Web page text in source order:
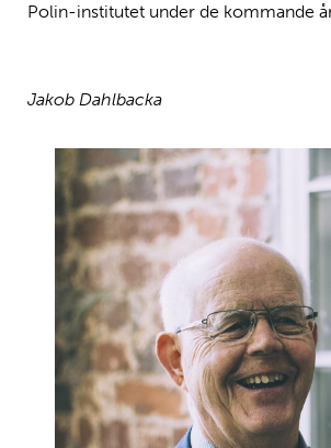
Polin-institutet under de kommande
Jakob Dahlbacka